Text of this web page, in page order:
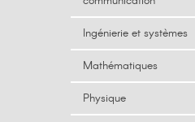
Ingénierie et systèmes
Mathématiques
Physique